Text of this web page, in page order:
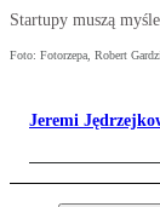
Startupy muszą
Foto: Fotorzepa, Robert
Jeremi